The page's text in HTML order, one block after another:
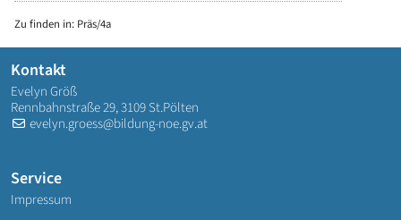
Zu finden in: Präs/4a
Kontakt
Evelyn Größ
Rennbahnstraße 29, 3109 St.Pölten
evelyn.groess@bildung-noe.gv.at
Service
Impressum